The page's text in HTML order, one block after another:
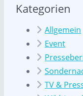
Kategorien
Allgemein
Event
TV &